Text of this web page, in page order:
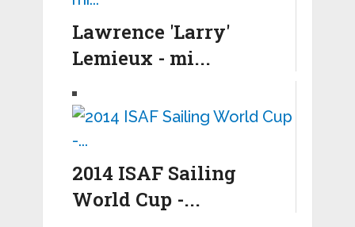
Lawrence 'Larry'
Lemieux - mi...
2014 ISAF Sailing
World Cup -...